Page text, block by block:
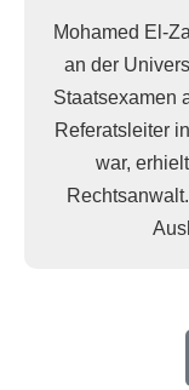
Mohamed El-
an der
Staatsexamen
Referatsleiter
war,